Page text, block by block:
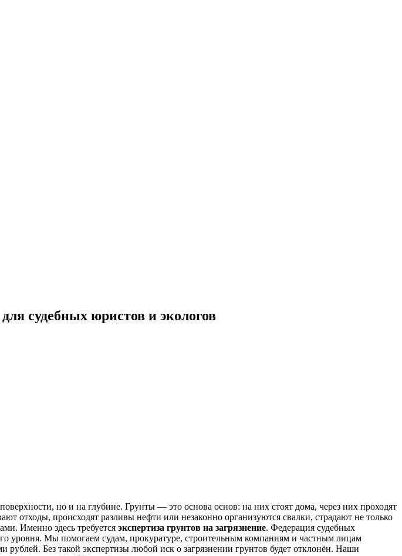
судебных юристов и экологов
но и на глубине. Грунты — это основа основ: на них стоят дома, через них проходят
происходят разливы нефти или незаконно организуются свалки, страдают не только
Именно здесь требуется экспертиза грунтов на загрязнение. Федерация судебных
уровня. Мы помогаем судам, прокуратуре, строительным компаниям и частным лицам
Без такой экспертизы любой иск о загрязнении грунтов будет отклонён. Наши